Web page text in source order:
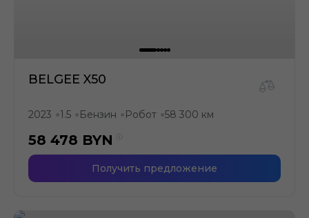
BELGEE X50
2023 ●1.5 ● Бензин ● Робот ●58 300 км
58 478 BYN
Получить предложение